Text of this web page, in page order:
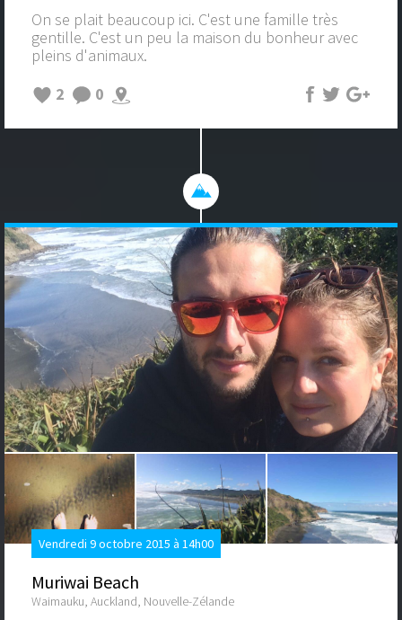
On se plait beaucoup ici. C'est une famille très
gentille. C'est un peu la maison du bonheur avec
pleins d'animaux.
2
0
Vendredi 9 octobre 2015 à 14h00
Muriwai Beach
Waimauku, Auckland, Nouvelle-Zélande